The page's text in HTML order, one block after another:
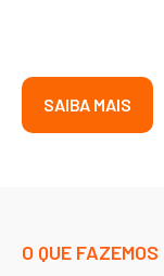
SAIBA MAIS
O QUE FAZEMOS